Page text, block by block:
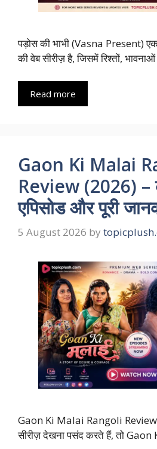
पड़ोस की भाभी (Vasna Present) एक
की वेब सीरीज़ है, जिसमें रिश्तों,
Read more
Gaon Ki Malai
Review (2026) –
एपिसोड और पूरी
5 August 2026 by
Gaon Ki Malai Rangoli Review
सीरीज़ देखना पसंद करते हैं, तो